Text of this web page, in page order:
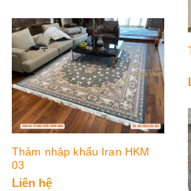
Thảm nhập khẩu Iran HKM
03
Liên hệ